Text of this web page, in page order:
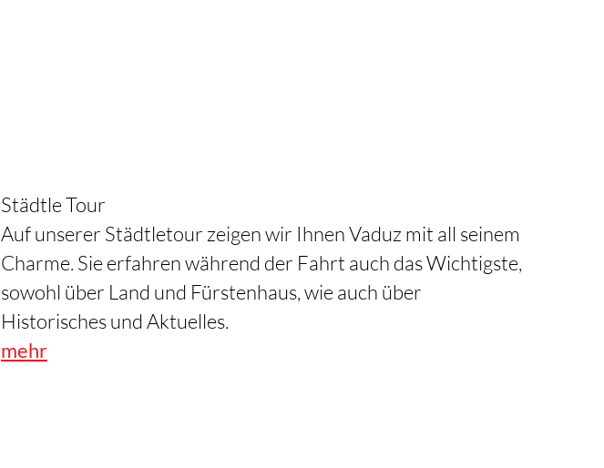
Städtle Tour
Auf unserer Städtletour zeigen wir Ihnen Vaduz mit all seinem
Charme. Sie erfahren während der Fahrt auch das Wichtigste,
sowohl über Land und Fürstenhaus, wie auch über
Historisches und Aktuelles.
mehr